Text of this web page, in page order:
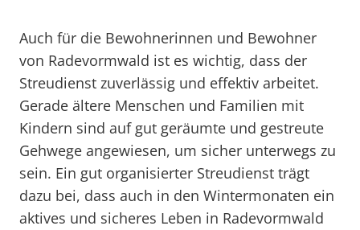
Auch für die Bewohnerinnen und Bewohner
von Radevormwald ist es wichtig, dass der
Streudienst zuverlässig und effektiv arbeitet.
Gerade ältere Menschen und Familien mit
Kindern sind auf gut geräumte und gestreute
Gehwege angewiesen, um sicher unterwegs zu
sein. Ein gut organisierter Streudienst trägt
dazu bei, dass auch in den Wintermonaten ein
aktives und sicheres Leben in Radevormwald